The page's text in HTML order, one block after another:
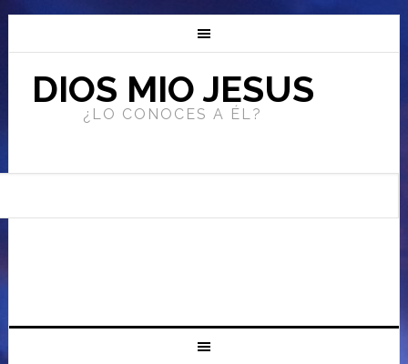
DIOS MIO JESUS
¿LO CONOCES A ÉL?